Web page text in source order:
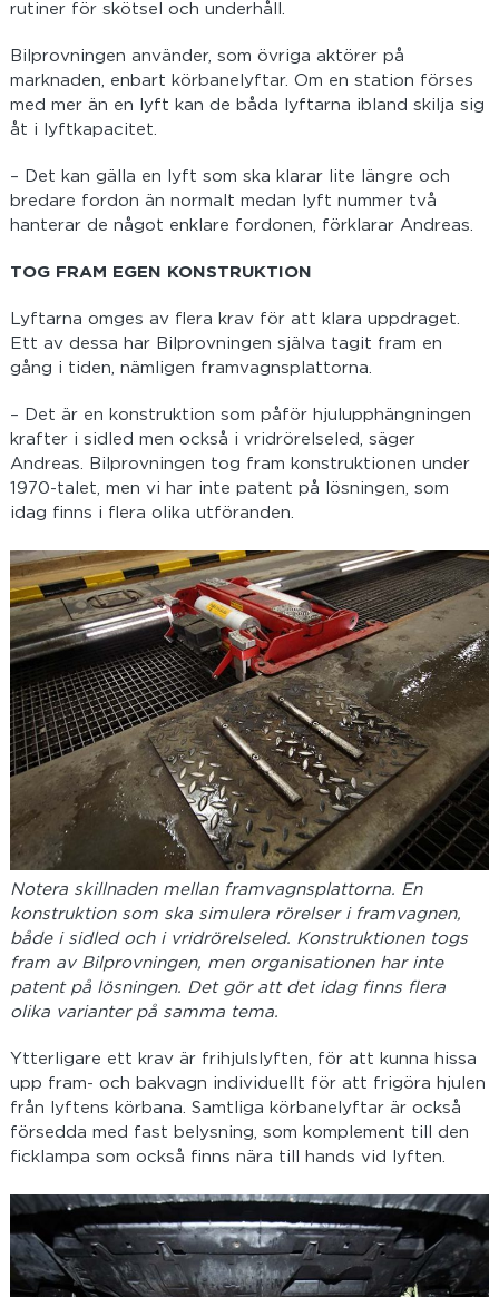
rutiner för skötsel och underhåll.
Bilprovningen använder, som övriga aktörer på
marknaden, enbart körbanelyftar. Om en station förses
med mer än en lyft kan de båda lyftarna ibland skilja sig
åt i lyftkapacitet.
– Det kan gälla en lyft som ska klarar lite längre och
bredare fordon än normalt medan lyft nummer två
hanterar de något enklare fordonen, förklarar Andreas.
TOG FRAM EGEN KONSTRUKTION
Lyftarna omges av flera krav för att klara uppdraget.
Ett av dessa har Bilprovningen själva tagit fram en
gång i tiden, nämligen framvagnsplattorna.
– Det är en konstruktion som påför hjulupphängningen
krafter i sidled men också i vridrörelseled, säger
Andreas. Bilprovningen tog fram konstruktionen under
1970-talet, men vi har inte patent på lösningen, som
idag finns i flera olika utföranden.
Notera skillnaden mellan framvagnsplattorna. En
konstruktion som ska simulera rörelser i framvagnen,
både i sidled och i vridrörelseled. Konstruktionen togs
fram av Bilprovningen, men organisationen har inte
patent på lösningen. Det gör att det idag finns flera
olika varianter på samma tema.
Ytterligare ett krav är frihjulslyften, för att kunna hissa
upp fram- och bakvagn individuellt för att frigöra hjulen
från lyftens körbana. Samtliga körbanelyftar är också
försedda med fast belysning, som komplement till den
ficklampa som också finns nära till hands vid lyften.